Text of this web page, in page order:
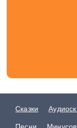
Сказки